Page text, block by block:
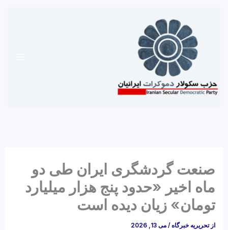
صنعت گردشگری ایران طی دو
ماه اخیر «حدود پنج هزار میلیارد
تومان» زیان دیده است
از تحریریه خبرگاه/می 13, 2026